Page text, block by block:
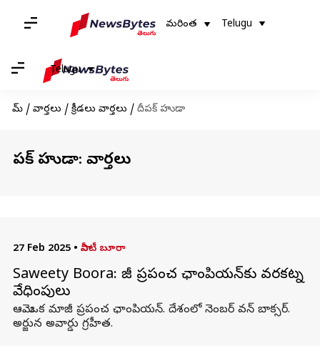
మరింత Telugu
Telugu
హోమ్ / వార్తలు / క్రీడలు వార్తలు / దీపక్ హుడా
దీపక్ హుడా: వార్తలు
27 Feb 2025 • సావీటీ బూరా
Saweety Boora: మాజీ ప్రపంచ ఛాంపియన్‌కు వరకట్న
వేధింపులు
ఆమె.. ఒక మాజీ ప్రపంచ ఛాంపియన్. దేశంలో నెంబర్ వన్ బాక్సర్.
అర్జున అవార్డు గ్రహీత.